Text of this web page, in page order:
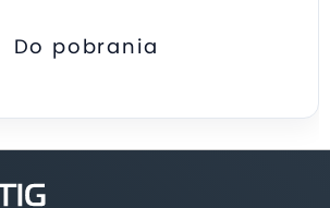
Do pobrania